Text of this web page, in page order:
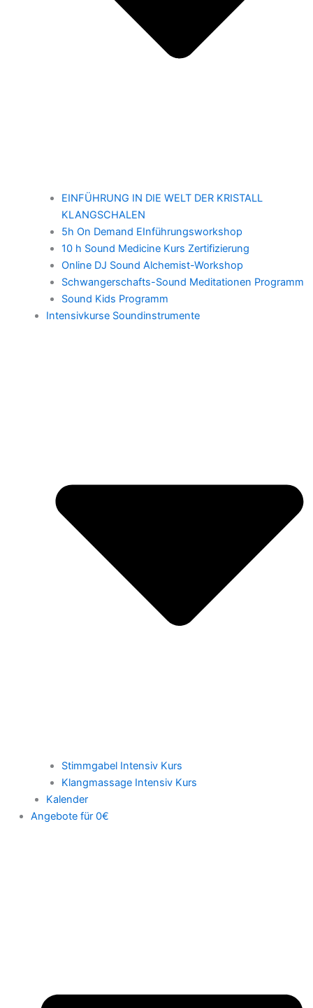
EINFÜHRUNG IN DIE WELT DER KRISTALL
KLANGSCHALEN
5h On Demand EInführungsworkshop
10 h Sound Medicine Kurs Zertifizierung
Online DJ Sound Alchemist-Workshop
Schwangerschafts-Sound Meditationen Programm
Sound Kids Programm
Intensivkurse Soundinstrumente
Stimmgabel Intensiv Kurs
Klangmassage Intensiv Kurs
Kalender
Angebote für 0€